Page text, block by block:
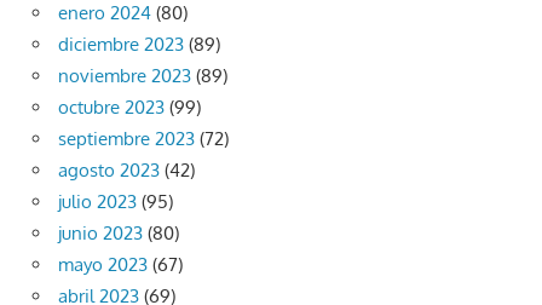
enero 2024 (80)
diciembre 2023 (89)
noviembre 2023 (89)
octubre 2023 (99)
septiembre 2023 (72)
agosto 2023 (42)
julio 2023 (95)
junio 2023 (80)
mayo 2023 (67)
abril 2023 (69)